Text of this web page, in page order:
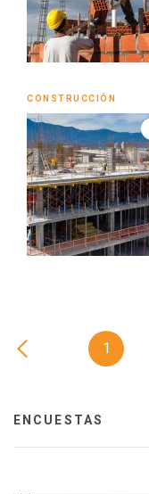
CONSTRUCCIÓN
1
ENCUESTAS